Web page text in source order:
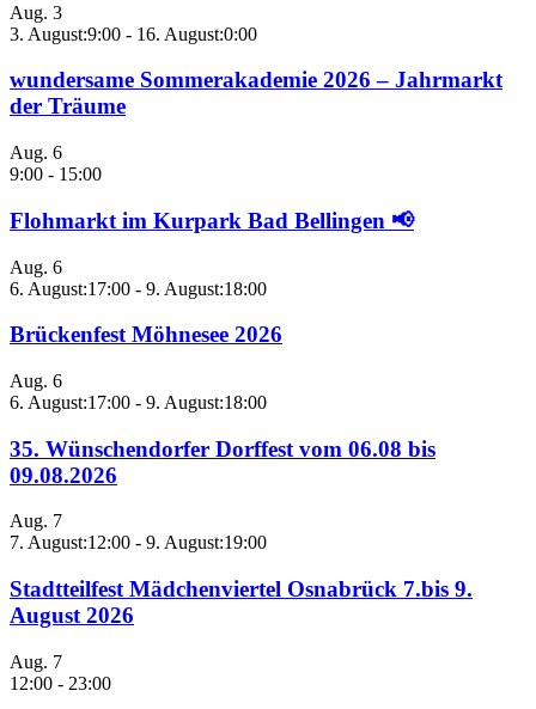
Aug. 3
3. August:9:00 - 16. August:0:00
wundersame Sommerakademie 2026 – Jahrmarkt
der Träume
Aug. 6
9:00 - 15:00
Flohmarkt im Kurpark Bad Bellingen 📢
Aug. 6
6. August:17:00 - 9. August:18:00
Brückenfest Möhnesee 2026
Aug. 6
6. August:17:00 - 9. August:18:00
35. Wünschendorfer Dorffest vom 06.08 bis
09.08.2026
Aug. 7
7. August:12:00 - 9. August:19:00
Stadtteilfest Mädchenviertel Osnabrück 7.bis 9.
August 2026
Aug. 7
12:00 - 23:00